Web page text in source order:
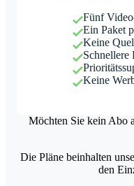
Fünf
Ein Paket
Keine
Schnellere
Keine
Möchten Sie kein Abo
Die Pläne beinhalten
den